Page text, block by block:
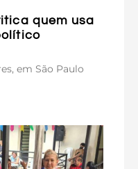
quem usa
em São Paulo